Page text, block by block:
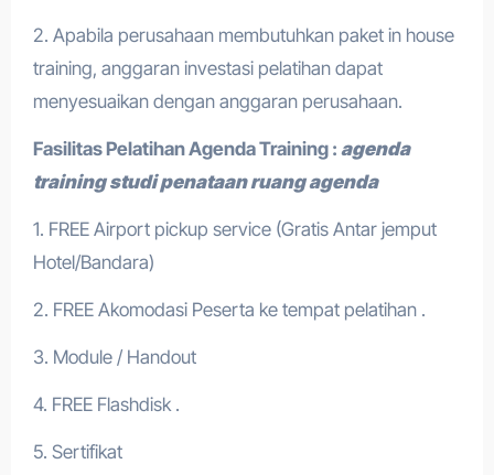
2. Apabila perusahaan membutuhkan paket in house
training, anggaran investasi pelatihan dapat
menyesuaikan dengan anggaran perusahaan.
Fasilitas PelatihanAgenda Training : agenda
training studi penataan ruang agenda
1. FREE Airport pickup service (Gratis Antar jemput
Hotel/Bandara)
2. FREE Akomodasi Peserta ke tempat pelatihan .
3. Module / Handout
4. FREE Flashdisk .
5. Sertifikat